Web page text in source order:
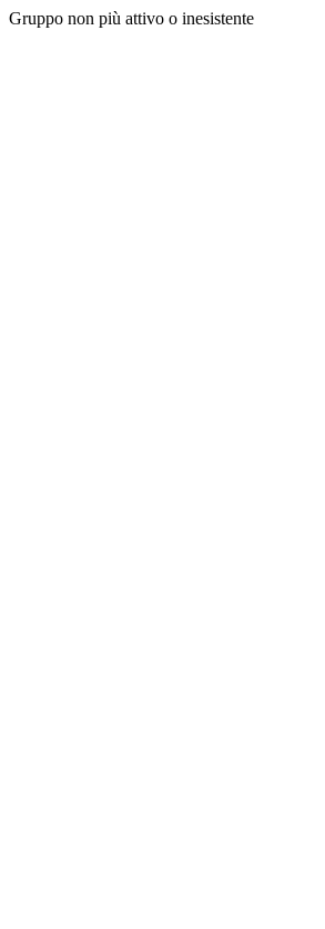
Gruppo non più attivo o inesistente